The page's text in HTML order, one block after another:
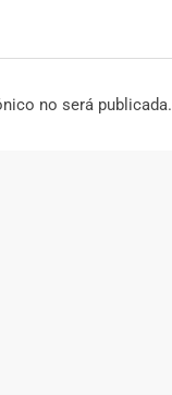
no será publicada.